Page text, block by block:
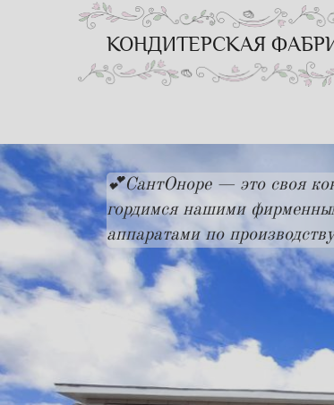
КОНДИТЕРСКАЯ
💕СантОноре — это своя
гордимся нашими
аппаратами по